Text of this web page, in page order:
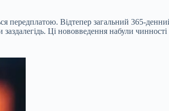
передплатою. Відтепер загальний 365-
Ці нововведення набули